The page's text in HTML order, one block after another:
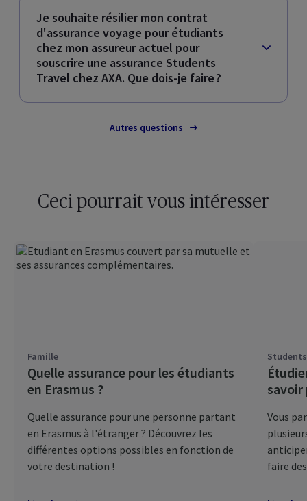
Je souhaite résilier mon contrat
d'assurance voyage pour étudiants
chez mon assureur actuel pour
souscrire une assurance Students
Travel chez AXA. Que dois-je faire ?
Autres questions
Ceci pourrait vous intéresser
Famille
Quelle assurance pour les étudiants
en Erasmus ?
Quelle assurance pour une personne partant
en Erasmus à l'étranger ? Découvrez les
différentes options possibles en fonction de
votre destination !
savoir
Vous
faire